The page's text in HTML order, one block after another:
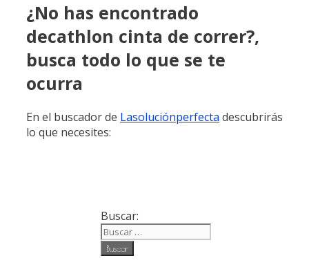
¿No has encontrado
decathlon cinta de correr?,
busca todo lo que se te
ocurra
En el buscador de Lasoluciónperfecta descubrirás
lo que necesites:
Buscar: